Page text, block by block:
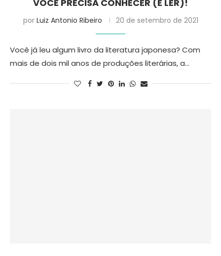
VOCÊ PRECISA CONHECER (E LER)!
por Luiz Antonio Ribeiro 20 de setembro de 2021
Você já leu algum livro da literatura japonesa? Com
mais de dois mil anos de produções literárias, a…